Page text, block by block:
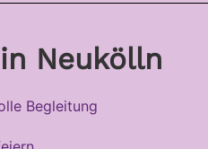
Neukölln
Begleitung